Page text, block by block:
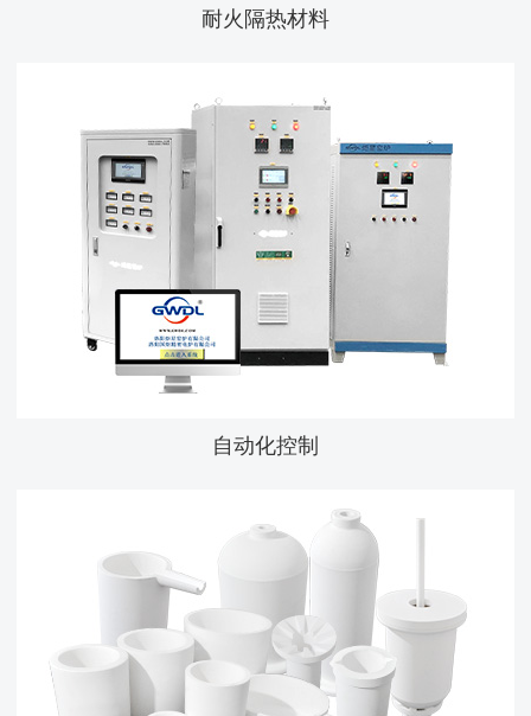
耐火隔热材料
自动化控制